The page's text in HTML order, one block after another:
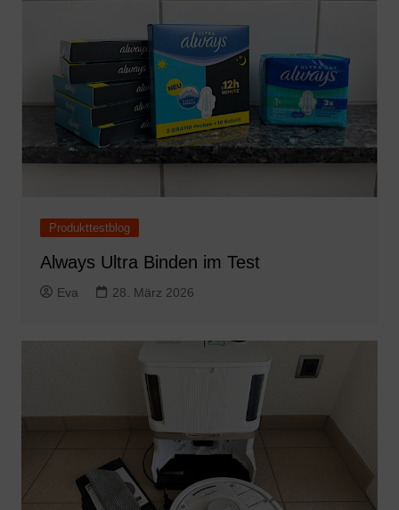
Produkttestblog
Always Ultra Binden im Test
Eva 28. März 2026